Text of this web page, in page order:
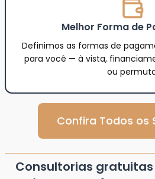
Melhor Forma de
Definimos as formas de
para você — à vista,
ou
Confira Todos os
Consultorias